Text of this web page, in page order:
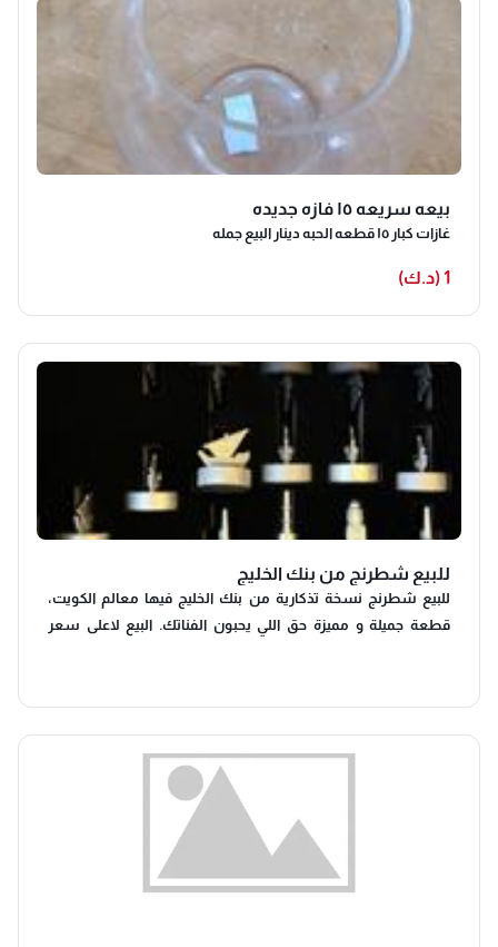
بيعه سريعه ١٥ فازه جديده
غازات كبار ١٥ قطعه الحبه دينار البيع جمله
1 (د.ك)
للبيع شطرنج من بنك الخليج
للبيع شطرنج نسخة تذكارية من بنك الخليج فيها معالم الكويت،
قطعة جميلة و مميزة حق اللي يحبون الفناتك. البيع لاعلى سعر